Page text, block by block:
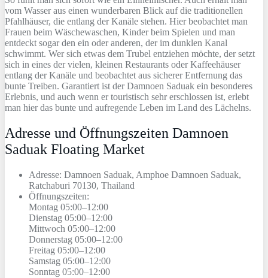
vom Wasser aus einen wunderbaren Blick auf die traditionellen
Pfahlhäuser, die entlang der Kanäle stehen. Hier beobachtet man
Frauen beim Wäschewaschen, Kinder beim Spielen und man
entdeckt sogar den ein oder anderen, der im dunklen Kanal
schwimmt. Wer sich etwas dem Trubel entziehen möchte, der setzt
sich in eines der vielen, kleinen Restaurants oder Kaffeehäuser
entlang der Kanäle und beobachtet aus sicherer Entfernung das
bunte Treiben. Garantiert ist der Damnoen Saduak ein besonderes
Erlebnis, und auch wenn er touristisch sehr erschlossen ist, erlebt
man hier das bunte und aufregende Leben im Land des Lächelns.
Adresse und Öffnungszeiten Damnoen
Saduak Floating Market
Adresse: Damnoen Saduak, Amphoe Damnoen Saduak,
Ratchaburi 70130, Thailand
Öffnungszeiten:
Montag 05:00–12:00
Dienstag 05:00–12:00
Mittwoch 05:00–12:00
Donnerstag 05:00–12:00
Freitag 05:00–12:00
Samstag 05:00–12:00
Sonntag 05:00–12:00